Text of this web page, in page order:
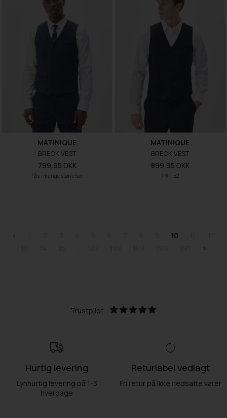
Findes i flere farver
Fås i mange størrelser
MATINIQUE
BRECK VEST
799,95 DKK
48 52
MATINIQUE
BRECK VEST
899,95 DKK
< 10
>
Trustpilot
Hurtig levering
Lynhurtig levering på 1-3
hverdage
Returlabel vedlagt
Fri retur på ikke nedsatte varer